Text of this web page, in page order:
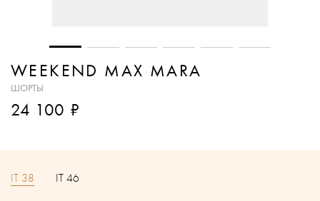
WEEKEND MAX MARA
ШОРТЫ
24 100 ₽
IT 38
IT 46